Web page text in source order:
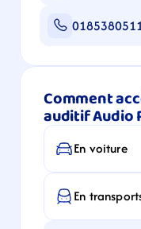
Comment
auditif Audio
En voiture
En